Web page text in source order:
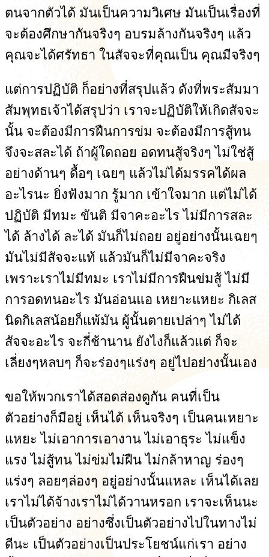
ตนจากตัวได้ มันเป็นความวิเศษ มันเป็นเรื่องที่
จะต้องศึกษากันจริงๆ อบรมล้างกันจริงๆ แล้ว
คุณจะได้ศรัทธา ในสัจจะที่คุณเป็น คุณมีจริงๆ
แต่การปฏิบัติ ก็อย่างที่สรุปแล้ว ดังที่พระสัมมา
สัมพุทธเจ้าได้สรุปว่า เราจะปฏิบัติให้เกิดสัจจะ
นั้น จะต้องมีการฝืนการข่ม จะต้องมีการสู้ทน
จึงจะสละได้ ถ้าผู้ใดถอย อดทนสู้จริงๆ ไม่ใช่สู้
อย่างด้านๆ ดื้อๆ เฉยๆ แล้วไม่ได้มรรคได้ผล
อะไรนะ ยิ่งฟังมาก รู้มาก เข้าใจมาก แต่ไม่ได้
ปฏิบัติ มีทมะ ขันติ มีจาคะอะไร ไม่มีการสละ
ได้ ล้างได้ ละได้ มันก็ไม่ถอย อยู่อย่างนั้นเฉยๆ
มันไม่มีสัจจะแท้ แล้วมันก็ไม่มีจาคะจริง
เพราะเราไม่มีทมะ เราไม่มีการฝืนข่มสู้ ไม่มี
การอดทนอะไร มันอ่อนแอ เหยาะแหยะ กิเลส
นิดกิเลสน้อยก็แพ้มัน ผู้นั้นตายเปล่าๆ ไม่ได้
สัจจะอะไร จะกี่ช้านาน ยังไงก็แล้วแต่ ก็จะ
เลี่ยงๆหลบๆ ก็จะร่องๆแร่งๆ อยู่ไปอย่างนั้นเอง
ขอให้พวกเราได้สอดส่องดูกัน คนที่เป็น
ตัวอย่างก็มีอยู่ เห็นได้ เห็นจริงๆ เป็นคนเหยาะ
แหยะ ไม่เอาการเอางาน ไม่เอาธุระ ไม่แข็ง
แรง ไม่สู้ทน ไม่ข่มไม่ฝืน ไม่กล้าหาญ ร่องๆ
แร่งๆ ลอยๆล่องๆ อยู่อย่างนั้นแหละ เห็นได้เลย
เราไม่ได้จ้างเราไม่ได้วานหรอก เราจะเห็นนะ
เป็นตัวอย่าง อย่างซึ่งเป็นตัวอย่างไปในทางไม่
ดีนะ เป็นตัวอย่างเป็นประโยชน์แก่เรา อย่าง